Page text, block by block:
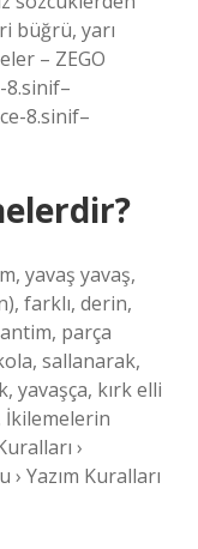
büğrü, yarı
– ZEGO
8.sinif–
8.sinif–
yavaş yavaş,
farklı, derin,
parça
sallanarak,
yavaşça, kırk elli
İkilemelerin
›
Yazım Kuralları